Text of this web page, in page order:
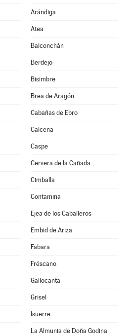
Arándiga
Atea
Balconchán
Berdejo
Bisimbre
Brea de Aragón
Cabañas de Ebro
Calcena
Caspe
Cervera de la Cañada
Cimballa
Contamina
Ejea de los Caballeros
Embid de Ariza
Fabara
Fréscano
Gallocanta
Grisel
Isuerre
La Almunia de Doña Godina